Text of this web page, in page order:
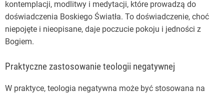
kontemplacji, modlitwy i medytacji, które prowadzą do
doświadczenia Boskiego Światła. To doświadczenie, choć
niepojęte i nieopisane, daje poczucie pokoju i jedności z
Bogiem.
Praktyczne zastosowanie teologii negatywnej
W praktyce, teologia negatywna może być stosowana na